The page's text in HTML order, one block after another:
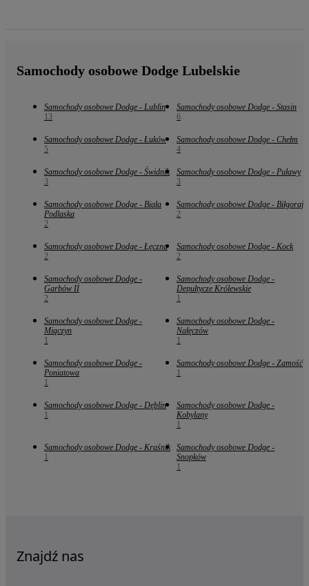
Samochody osobowe Dodge Lubelskie
Samochody osobowe Dodge - Lublin
13
Samochody osobowe Dodge - Stasin
6
Samochody osobowe Dodge - Łuków
5
Samochody osobowe Dodge - Chełm
4
Samochody osobowe Dodge - Świdnik
3
Samochody osobowe Dodge - Puławy
3
Samochody osobowe Dodge - Biała
Podlaska
2
Samochody osobowe Dodge - Biłgoraj
2
Samochody osobowe Dodge - Łęczna
2
Samochody osobowe Dodge - Kock
2
Samochody osobowe Dodge -
Garbów II
2
Samochody osobowe Dodge -
Depułtycze Królewskie
1
Samochody osobowe Dodge -
Miączyn
1
Samochody osobowe Dodge -
Nałęczów
1
Samochody osobowe Dodge -
Poniatowa
1
Samochody osobowe Dodge - Zamość
1
Samochody osobowe Dodge - Dęblin
1
Samochody osobowe Dodge -
Kobylany
1
Samochody osobowe Dodge - Kraśnik
1
Samochody osobowe Dodge -
Snopków
1
Znajdź nas